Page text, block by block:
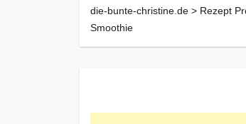
die-bunte-christine.de > Rezept
Smoothie